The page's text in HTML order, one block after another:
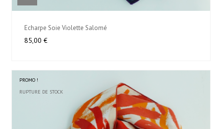
Echarpe Soie Violette Salomé
Prix
85,00 €
PROMO !
RUPTURE DE STOCK